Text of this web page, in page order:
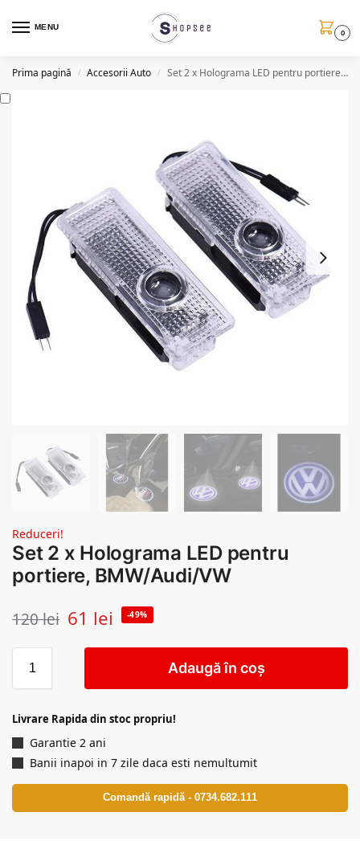
MENU
0
Prima pagină / Accesorii Auto / Set 2 x Holograma LED pentru portiere, BMW/Audi/VW
Reduceri!
Set 2 x Holograma LED pentru
portiere, BMW/Audi/VW
120lei 61 lei -49%
Adaugă în coș
Livrare Rapida din stoc propriu!
Garantie 2 ani
Banii inapoi in 7 zile daca esti nemultumit
Comandă rapidă - 0734.682.111